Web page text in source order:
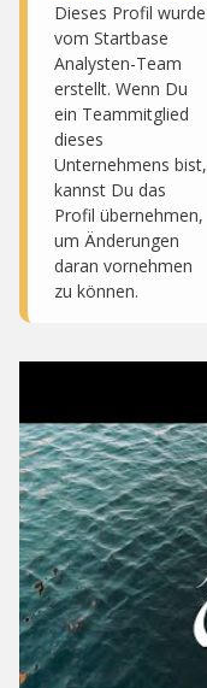
Dieses Profil wurde
vom Startbase
Analysten-Team
erstellt. Wenn Du
ein Teammitglied
dieses
Unternehmens bist,
kannst Du das
Profil übernehmen,
um Änderungen
daran vornehmen
zu können.